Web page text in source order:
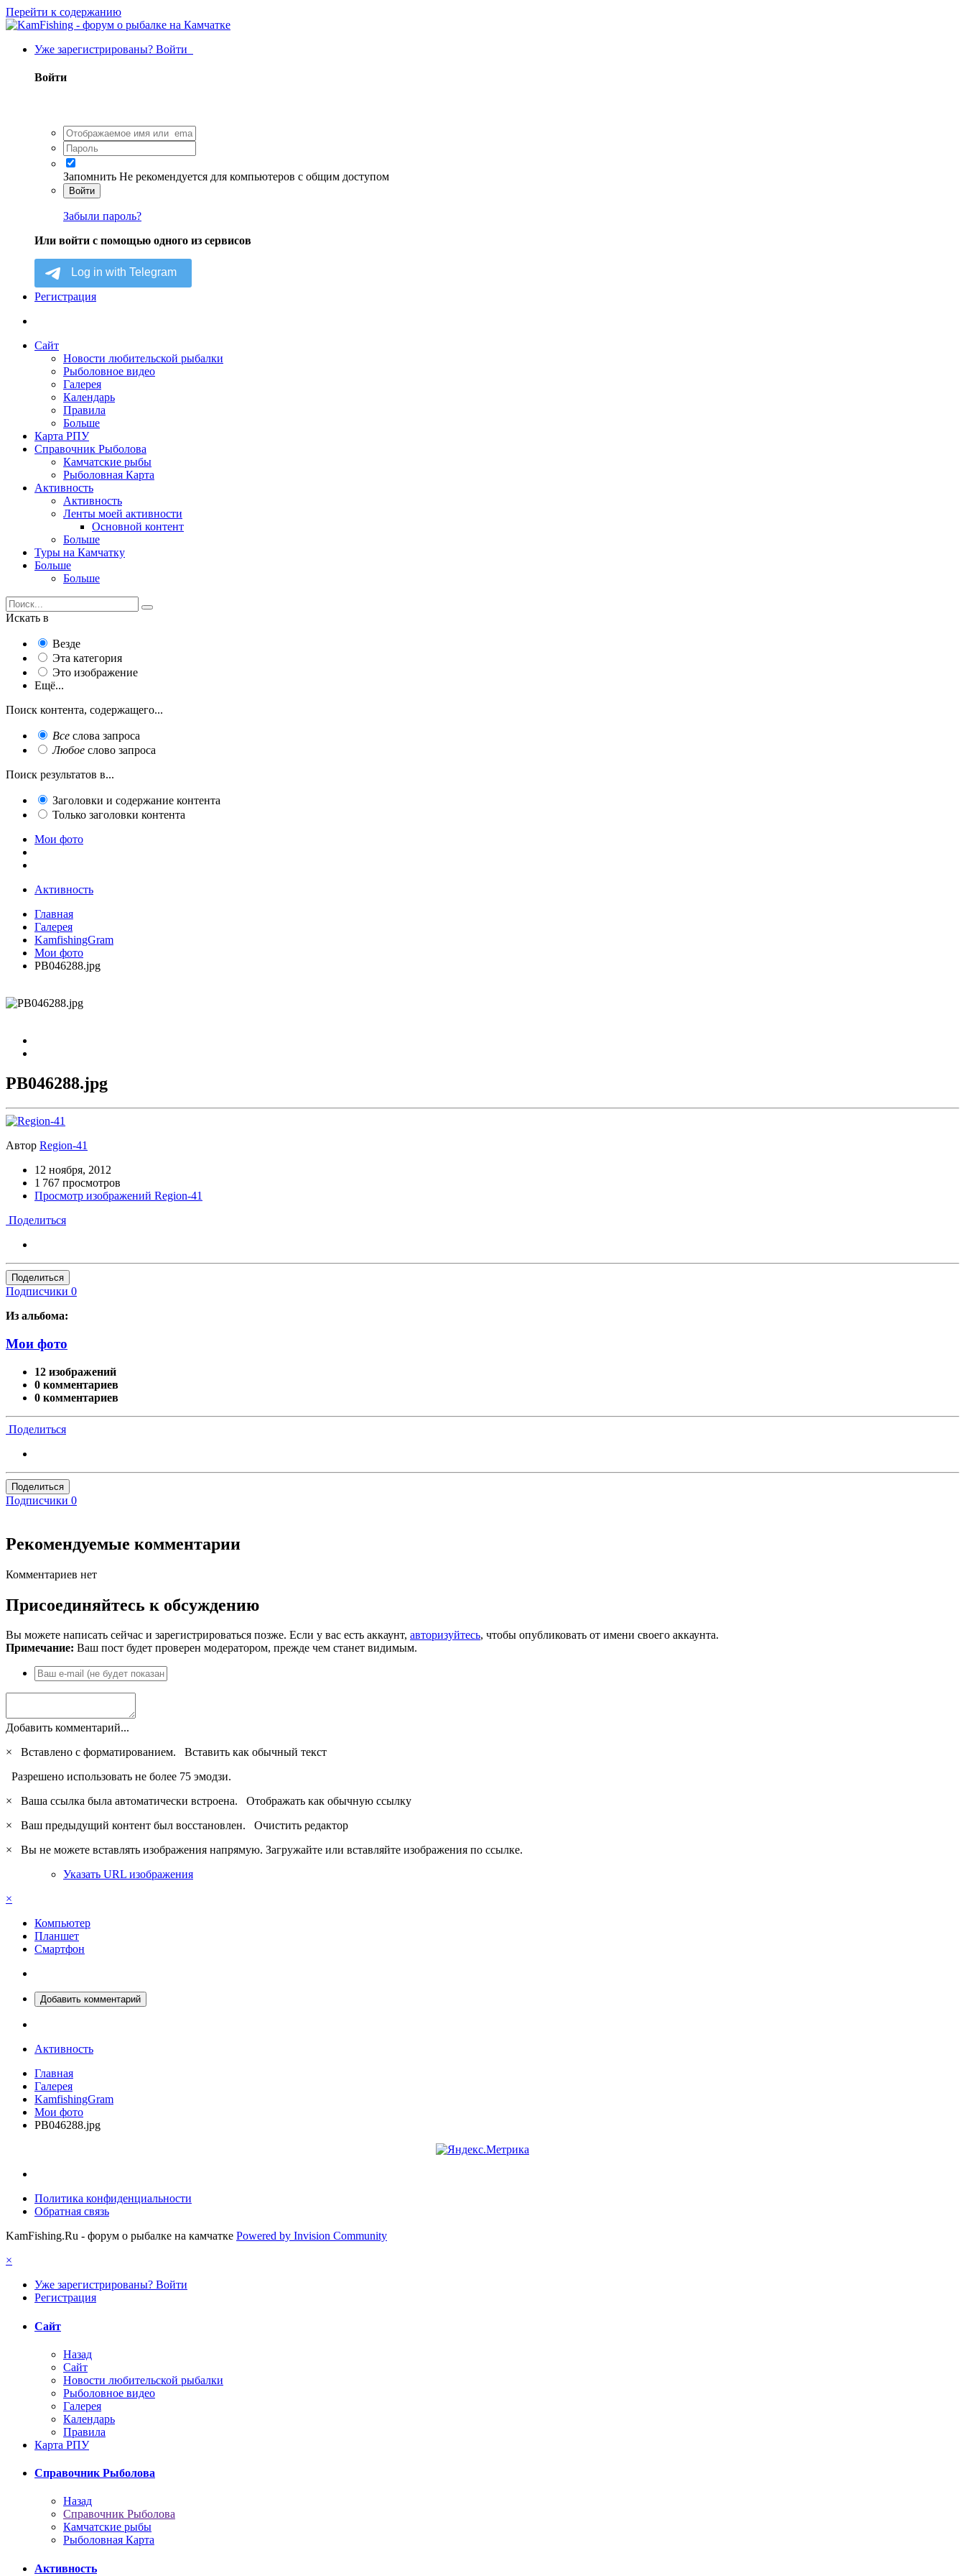
Перейти к содержанию
Уже зарегистрированы? Войти
Войти
Запомнить Не рекомендуется для компьютеров с общим доступом
Войти
Забыли пароль?
Или войти с помощью одного из сервисов
Регистрация
Сайт
Новости любительской рыбалки
Рыболовное видео
Галерея
Календарь
Правила
Больше
Карта РПУ
Справочник Рыболова
Камчатские рыбы
Рыболовная Карта
Активность
Активность
Ленты моей активности
Основной контент
Больше
Туры на Камчатку
Больше
Больше
Искать в
Везде
Эта категория
Это изображение
Ещё...
Поиск контента, содержащего...
Все слова запроса
Любое слово запроса
Поиск результатов в...
Заголовки и содержание контента
Только заголовки контента
Мои фото
Активность
Главная
Галерея
KamfishingGram
Мои фото
PB046288.jpg
PB046288.jpg
Автор Region-41
12 ноября, 2012
1 767 просмотров
Просмотр изображений Region-41
Поделиться
Поделиться
Подписчики 0
Из альбома:
Мои фото
12 изображений
0 комментариев
0 комментариев
Поделиться
Поделиться
Подписчики 0
Рекомендуемые комментарии
Комментариев нет
Присоединяйтесь к обсуждению
Вы можете написать сейчас и зарегистрироваться позже. Если у вас есть аккаунт, авторизуйтесь, чтобы опубликовать от имени своего аккаунта.
Примечание: Ваш пост будет проверен модератором, прежде чем станет видимым.
Добавить комментарий...
×
Вставлено с форматированием. Вставить как обычный текст
Разрешено использовать не более 75 эмодзи.
×
Ваша ссылка была автоматически встроена. Отображать как обычную ссылку
×
Ваш предыдущий контент был восстановлен. Очистить редактор
×
Вы не можете вставлять изображения напрямую. Загружайте или вставляйте изображения по ссылке.
Указать URL изображения
×
Компьютер
Планшет
Смартфон
Добавить комментарий
Активность
Главная
Галерея
KamfishingGram
Мои фото
PB046288.jpg
Политика конфиденциальности
Обратная связь
KamFishing.Ru - форум о рыбалке на камчатке Powered by Invision Community
×
Уже зарегистрированы? Войти
Регистрация
Сайт
Назад
Сайт
Новости любительской рыбалки
Рыболовное видео
Галерея
Календарь
Правила
Карта РПУ
Справочник Рыболова
Назад
Справочник Рыболова
Камчатские рыбы
Рыболовная Карта
Активность